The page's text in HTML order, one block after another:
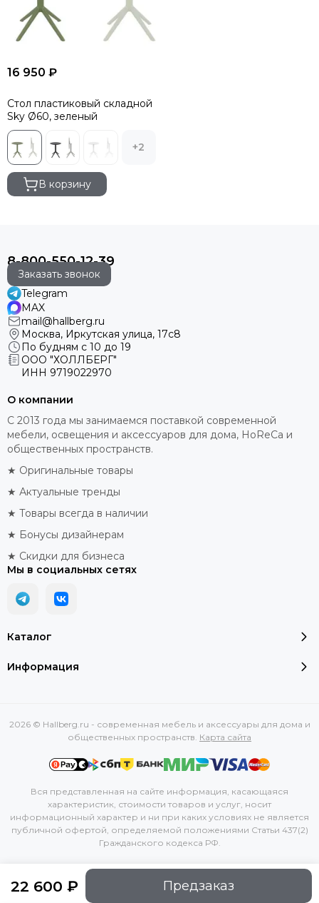
22 600 ₽ Предзаказ
16 950 ₽
Стол пластиковый складной
Sky Ø60, зеленый
+2
В корзину
8-800-550-12-39
Заказать звонок
Telegram
MAX
mail@hallberg.ru
Москва, Иркутская улица, 17с8
По будням с 10 до 19
ООО "ХОЛЛБЕРГ"
ИНН 9719022970
Каталог
Информация
О компании
С 2013 года мы занимаемся поставкой современной
мебели, освещения и аксессуаров для дома, HoReCa и
общественных пространств.
★ Оригинальные товары
★ Актуальные тренды
★ Товары всегда в наличии
★ Бонусы дизайнерам
★ Скидки для бизнеса
Мы в социальных сетях
2026 © Hallberg.ru - современная мебель и аксессуары для дома и
общественных пространств. Карта сайта
Вся представленная на сайте информация, касающаяся
характеристик, стоимости товаров и услуг, носит
информационный характер и ни при каких условиях не является
публичной офертой, определяемой положениями Статьи 437(2)
Гражданского кодекса РФ.